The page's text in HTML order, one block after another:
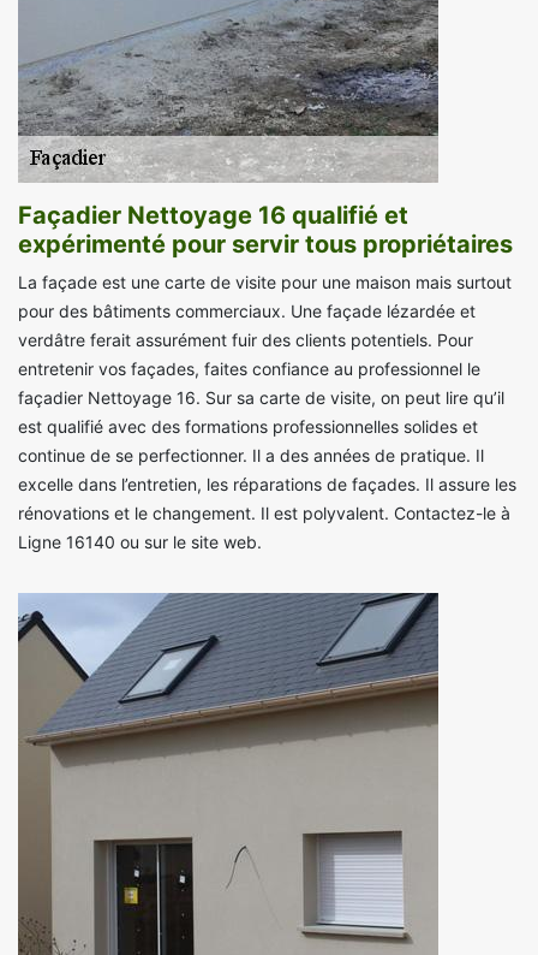
Façadier Nettoyage 16 qualifié et
expérimenté pour servir tous propriétaires
La façade est une carte de visite pour une maison mais surtout
pour des bâtiments commerciaux. Une façade lézardée et
verdâtre ferait assurément fuir des clients potentiels. Pour
entretenir vos façades, faites confiance au professionnel le
façadier Nettoyage 16. Sur sa carte de visite, on peut lire qu’il
est qualifié avec des formations professionnelles solides et
continue de se perfectionner. Il a des années de pratique. Il
excelle dans l’entretien, les réparations de façades. Il assure les
rénovations et le changement. Il est polyvalent. Contactez-le à
Ligne 16140 ou sur le site web.